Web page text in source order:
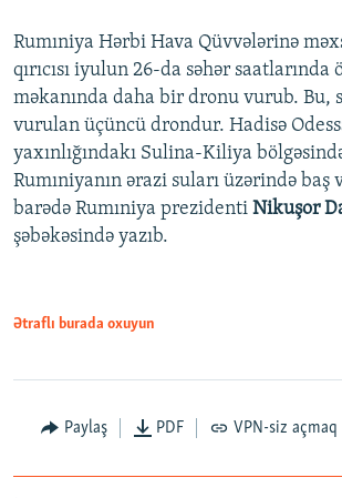
Rumıniya Hərbi Hava Qüvvələrinə
qırıcısı iyulun 26-da səhər saatlarında
məkanında daha bir dronu vurub. Bu,
vurulan üçüncü drondur. Hadisə
yaxınlığındakı Sulina-Kiliya
Rumıniyanın ərazi suları üzərində baş
barədə Rumıniya prezidenti Nikuşor
şəbəkəsində yazıb.
Ətraflı burada oxuyun
Paylaş PDF VPN-siz açmaq